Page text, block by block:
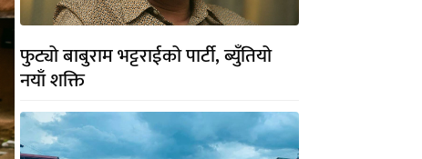
फुट्यो बाबुराम भट्टराईको पार्टी, ब्युँतियो
नयाँ शक्ति